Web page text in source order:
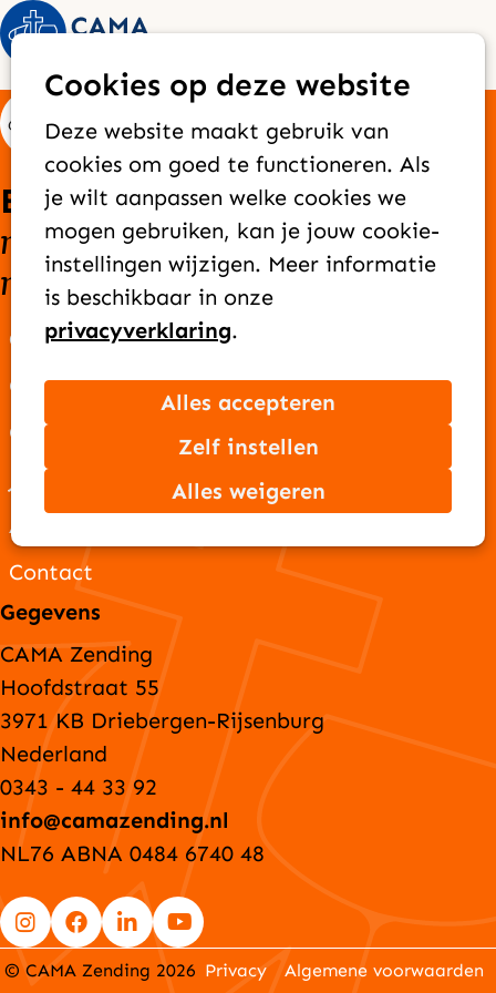
Cookies op deze website
Deze website maakt gebruik van
cookies om goed te functioneren. Als
je wilt aanpassen welke cookies we
mogen gebruiken, kan je jouw cookie-
instellingen wijzigen. Meer informatie
is beschikbaar in onze
privacyverklaring.
Alles accepteren
Zelf instellen
Alles weigeren
Elke dag bereiken we
nieuwe mensen met het goede
nieuws van Jezus
Over CAMA Zending
Onze missie
Ons team
Jaarverslag
ANBI-gegevens
Contact
Gegevens
CAMA Zending
Hoofdstraat 55
3971 KB Driebergen-Rijsenburg
Nederland
0343 - 44 33 92
info@camazending.nl
NL76 ABNA 0484 6740 48
Go
Go
Go
Go
© CAMA Zending 2026 Privacy Algemene voorwaarden